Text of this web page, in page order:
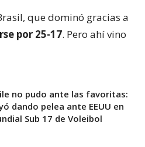
que dominó gracias a
por 25-17. Pero ahí vino
no pudo ante las favoritas:
dando pelea ante EEUU en
Sub 17 de Voleibol